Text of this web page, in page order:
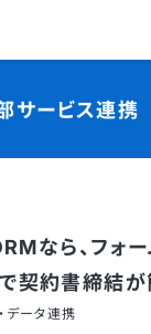
サービス連携
なら、フォ
契約書締結
データ連携